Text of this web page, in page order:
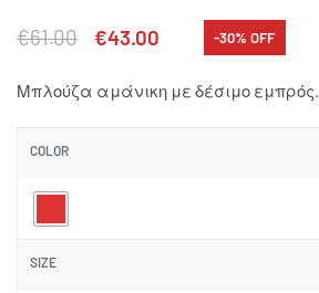
€61.00 €43.00 -30% OFF
Μπλούζα αμάνικη με δέσιμο εμπρός.
COLOR
SIZE